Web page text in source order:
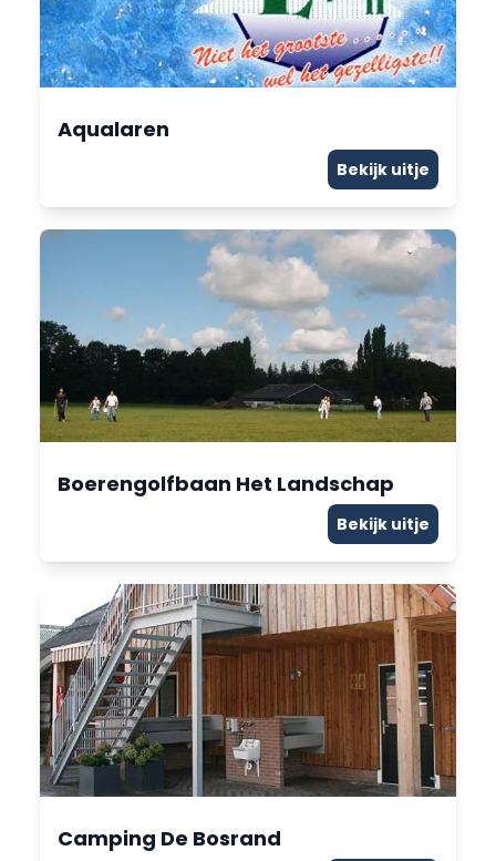
Aqualaren
Bekijk uitje
Boerengolfbaan Het Landschap
Bekijk uitje
Camping De Bosrand